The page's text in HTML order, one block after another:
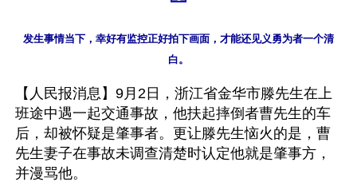
发生事情当下，幸好有监控正好拍下画面，才能还见义勇为者一个清
【人民报消息】9月2日，浙江省金华市滕先生在上
班途中遇一起交通事故，他扶起摔倒者曹先生的车
后，却被怀疑是肇事者。更让滕先生恼火的是，曹
先生妻子在事故未调查清楚时认定他就是肇事方，
并漫骂他。